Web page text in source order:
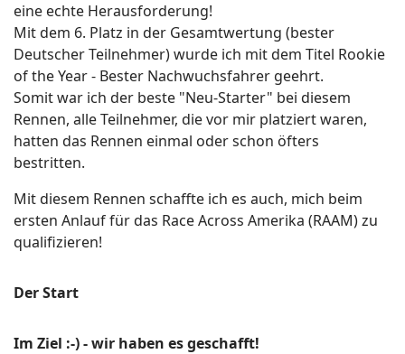
eine echte Herausforderung!
Mit dem 6. Platz in der Gesamtwertung (bester
Deutscher Teilnehmer) wurde ich mit dem Titel Rookie
of the Year - Bester Nachwuchsfahrer geehrt.
Somit war ich der beste "Neu-Starter" bei diesem
Rennen, alle Teilnehmer, die vor mir platziert waren,
hatten das Rennen einmal oder schon öfters
bestritten.
Mit diesem Rennen schaffte ich es auch, mich beim
ersten Anlauf für das Race Across Amerika (RAAM) zu
qualifizieren!
Der Start
Im Ziel :-) - wir haben es geschafft!